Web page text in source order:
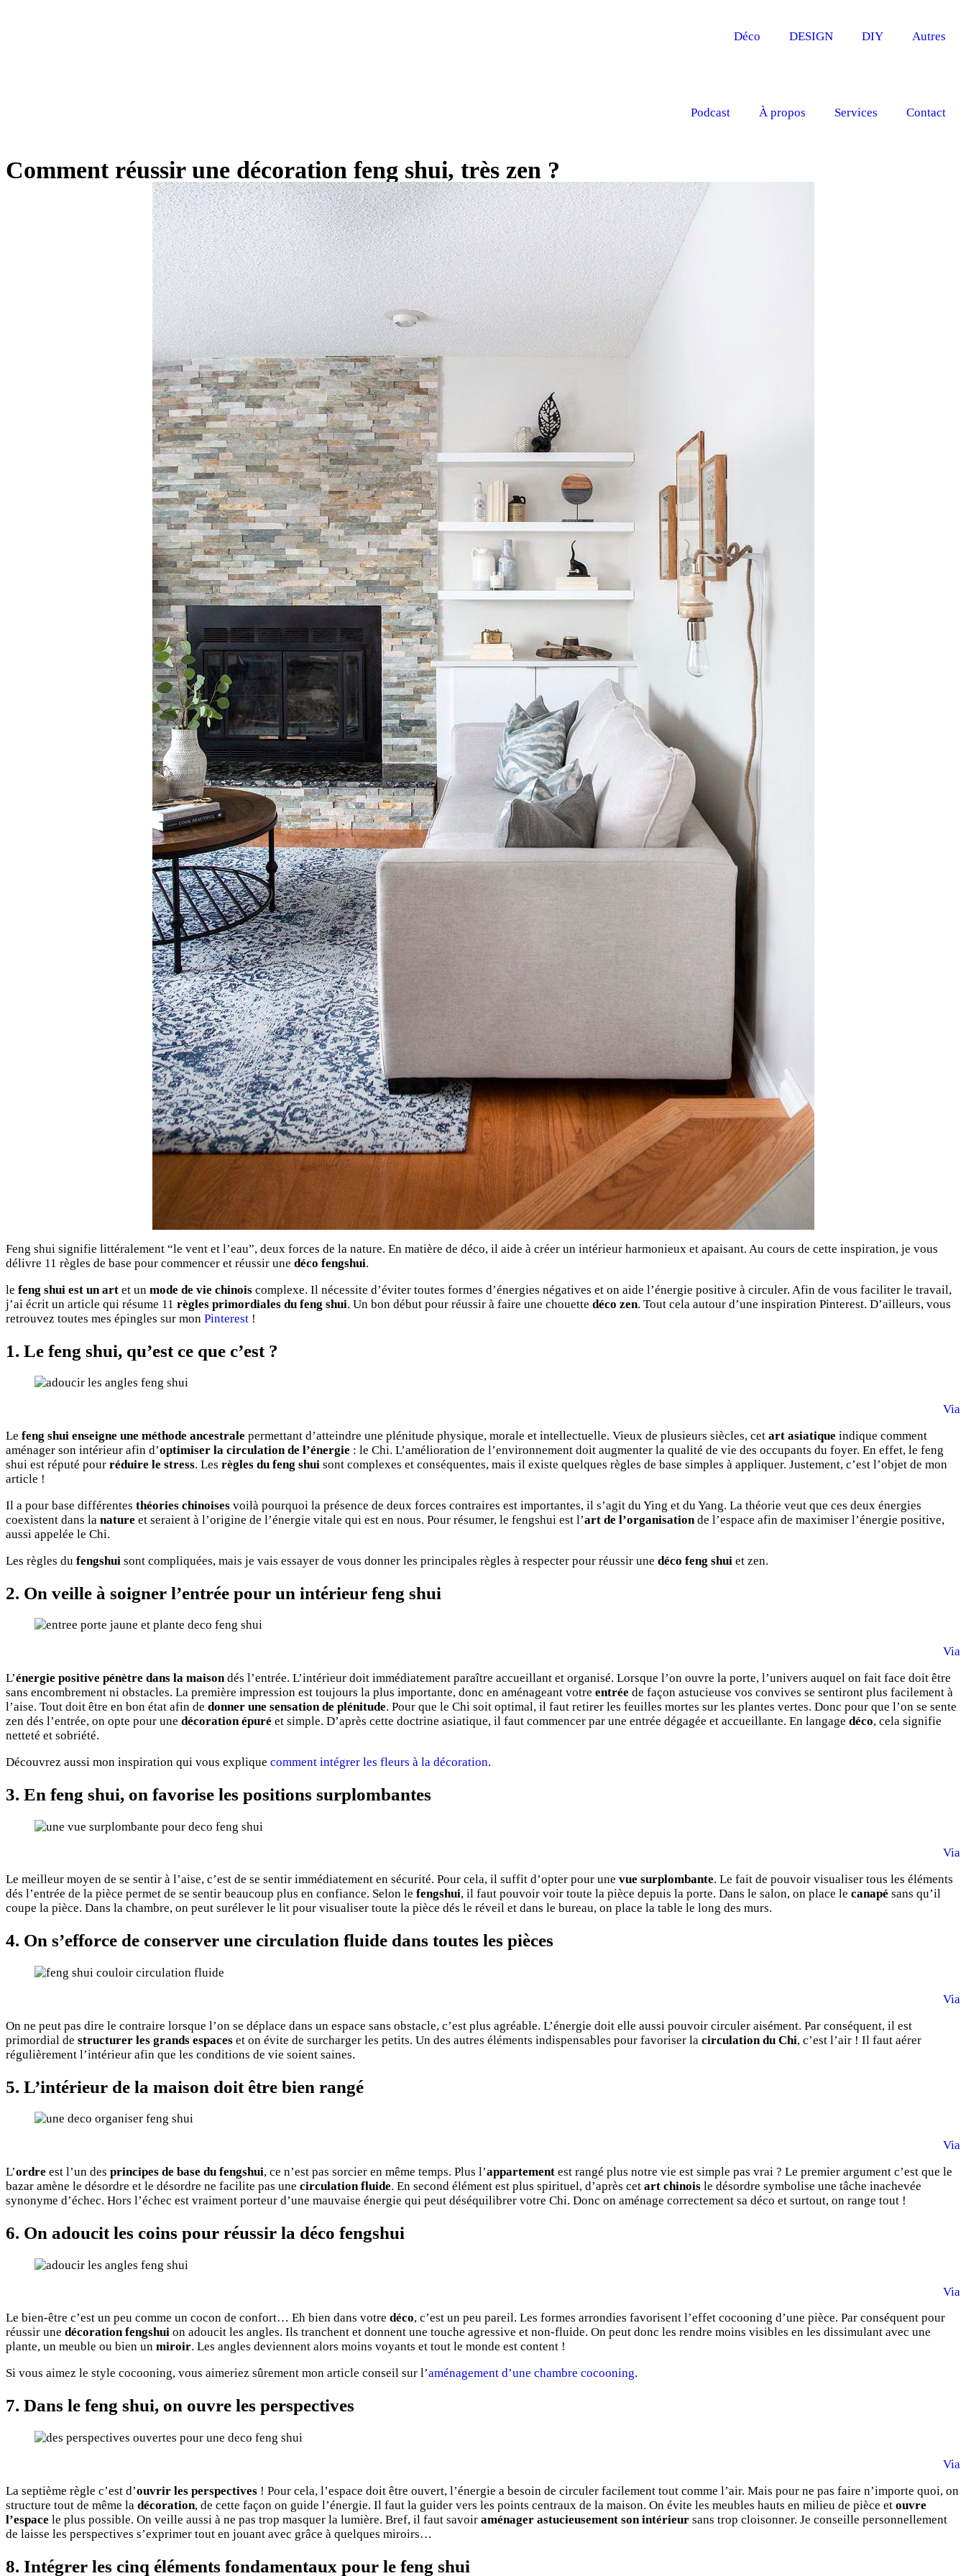
Déco DESIGN DIY Autres
Podcast À propos Services Contact
Comment réussir une décoration feng shui, très zen ?
Feng shui signifie littéralement “le vent et l’eau”, deux forces de la nature. En matière de déco, il aide à créer un intérieur harmonieux et apaisant. Au cours de cette inspiration, je vous
délivre 11 règles de base pour commencer et réussir une déco fengshui.
le feng shui est un art et un mode de vie chinois complexe. Il nécessite d’éviter toutes formes d’énergies négatives et on aide l’énergie positive à circuler. Afin de vous faciliter le travail,
j’ai écrit un article qui résume 11 règles primordiales du feng shui. Un bon début pour réussir à faire une chouette déco zen. Tout cela autour d’une inspiration Pinterest. D’ailleurs, vous
retrouvez toutes mes épingles sur mon Pinterest !
1. Le feng shui, qu’est ce que c’est ?
Via
Le feng shui enseigne une méthode ancestrale permettant d’atteindre une plénitude physique, morale et intellectuelle. Vieux de plusieurs siècles, cet art asiatique indique comment
aménager son intérieur afin d’optimiser la circulation de l’énergie : le Chi. L’amélioration de l’environnement doit augmenter la qualité de vie des occupants du foyer. En effet, le feng
shui est réputé pour réduire le stress. Les règles du feng shui sont complexes et conséquentes, mais il existe quelques règles de base simples à appliquer. Justement, c’est l’objet de mon
article !
Il a pour base différentes théories chinoises voilà pourquoi la présence de deux forces contraires est importantes, il s’agit du Ying et du Yang. La théorie veut que ces deux énergies
coexistent dans la nature et seraient à l’origine de l’énergie vitale qui est en nous. Pour résumer, le fengshui est l’art de l’organisation de l’espace afin de maximiser l’énergie positive,
aussi appelée le Chi.
Les règles du fengshui sont compliquées, mais je vais essayer de vous donner les principales règles à respecter pour réussir une déco feng shui et zen.
2. On veille à soigner l’entrée pour un intérieur feng shui
Via
L’énergie positive pénètre dans la maisondés l’entrée. L’intérieur doit immédiatement paraître accueillant et organisé. Lorsque l’on ouvre la porte, l’univers auquel on fait face doit être
sans encombrement ni obstacles. La première impression est toujours la plus importante, donc en aménageant votre entrée de façon astucieuse vos convives se sentiront plus facilement à
l’aise. Tout doit être en bon état afin de donner une sensation de plénitude. Pour que le Chi soit optimal, il faut retirer les feuilles mortes sur les plantes vertes. Donc pour que l’on se sente
zen dés l’entrée, on opte pour une décoration épuré et simple. D’après cette doctrine asiatique, il faut commencer par une entrée dégagée et accueillante. En langage déco, cela signifie
netteté et sobriété.
Découvrez aussi mon inspiration qui vous explique comment intégrer les fleurs à la décoration.
3. En feng shui, on favorise les positions surplombantes
Via
Le meilleur moyen de se sentir à l’aise, c’est de se sentir immédiatement en sécurité. Pour cela, il suffit d’opter pour une vue surplombante. Le fait de pouvoir visualiser tous les éléments
dés l’entrée de la pièce permet de se sentir beaucoup plus en confiance. Selon le fengshui, il faut pouvoir voir toute la pièce depuis la porte. Dans le salon, on place le canapé sans qu’il
coupe la pièce. Dans la chambre, on peut surélever le lit pour visualiser toute la pièce dés le réveil et dans le bureau, on place la table le long des murs.
4. On s’efforce de conserver une circulation fluide dans toutes les pièces
Via
On ne peut pas dire le contraire lorsque l’on se déplace dans un espace sans obstacle, c’est plus agréable. L’énergie doit elle aussi pouvoir circuler aisément. Par conséquent, il est
primordial de structurer les grands espaces et on évite de surcharger les petits. Un des autres éléments indispensables pour favoriser la circulation du Chi, c’est l’air ! Il faut aérer
régulièrement l’intérieur afin que les conditions de vie soient saines.
5. L’intérieur de la maison doit être bien rangé
Via
L’ordre est l’un des principes de base du fengshui, ce n’est pas sorcier en même temps. Plus l’appartement est rangé plus notre vie est simple pas vrai ? Le premier argument c’est que le
bazar amène le désordre et le désordre ne facilite pas une circulation fluide. En second élément est plus spirituel, d’après cet art chinois le désordre symbolise une tâche inachevée
synonyme d’échec. Hors l’échec est vraiment porteur d’une mauvaise énergie qui peut déséquilibrer votre Chi. Donc on aménage correctement sa déco et surtout, on range tout !
6. On adoucit les coins pour réussir la déco fengshui
Via
Le bien-être c’est un peu comme un cocon de confort… Eh bien dans votre déco, c’est un peu pareil. Les formes arrondies favorisent l’effet cocooning d’une pièce. Par conséquent pour
réussir une décoration fengshui on adoucit les angles. Ils tranchent et donnent une touche agressive et non-fluide. On peut donc les rendre moins visibles en les dissimulant avec une
plante, un meuble ou bien un miroir. Les angles deviennent alors moins voyants et tout le monde est content !
Si vous aimez le style cocooning, vous aimeriez sûrement mon article conseil sur l’aménagement d’une chambre cocooning.
7. Dans le feng shui, on ouvre les perspectives
Via
La septième règle c’est d’ouvrir les perspectives ! Pour cela, l’espace doit être ouvert, l’énergie a besoin de circuler facilement tout comme l’air. Mais pour ne pas faire n’importe quoi, on
structure tout de même la décoration, de cette façon on guide l’énergie. Il faut la guider vers les points centraux de la maison. On évite les meubles hauts en milieu de pièce et ouvre
l’espace le plus possible. On veille aussi à ne pas trop masquer la lumière. Bref, il faut savoir aménager astucieusement son intérieur sans trop cloisonner. Je conseille personnellement
de laisse les perspectives s’exprimer tout en jouant avec grâce à quelques miroirs…
8. Intégrer les cinq éléments fondamentaux pour le feng shui